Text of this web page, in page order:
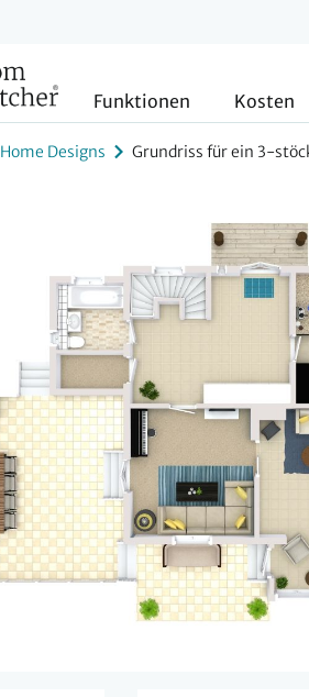
Funktionen Kosten
Home Designs Grundriss für ein 3-